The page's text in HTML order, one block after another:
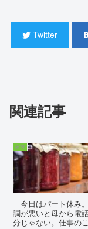
Twitter
関連記事
家族
今日はパート休み
調が悪いと母から電
分じゃない。仕事の